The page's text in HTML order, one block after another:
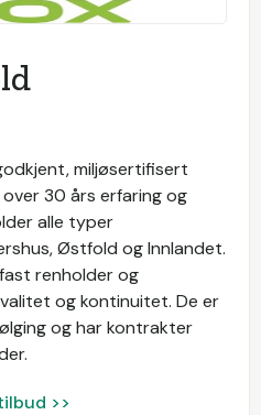
miljøsertifisert
30 års erfaring og
alle typer
Østfold og Innlandet.
renholder og
og kontinuitet. De er
og har kontrakter
>>